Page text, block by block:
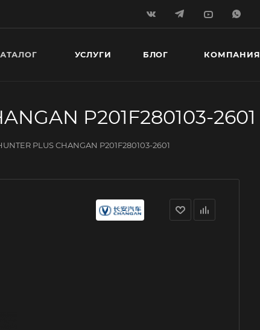
УСЛУГИ БЛОГ КОМПАНИЯ
P201F280103-2601
PLUS CHANGAN P201F280103-2601